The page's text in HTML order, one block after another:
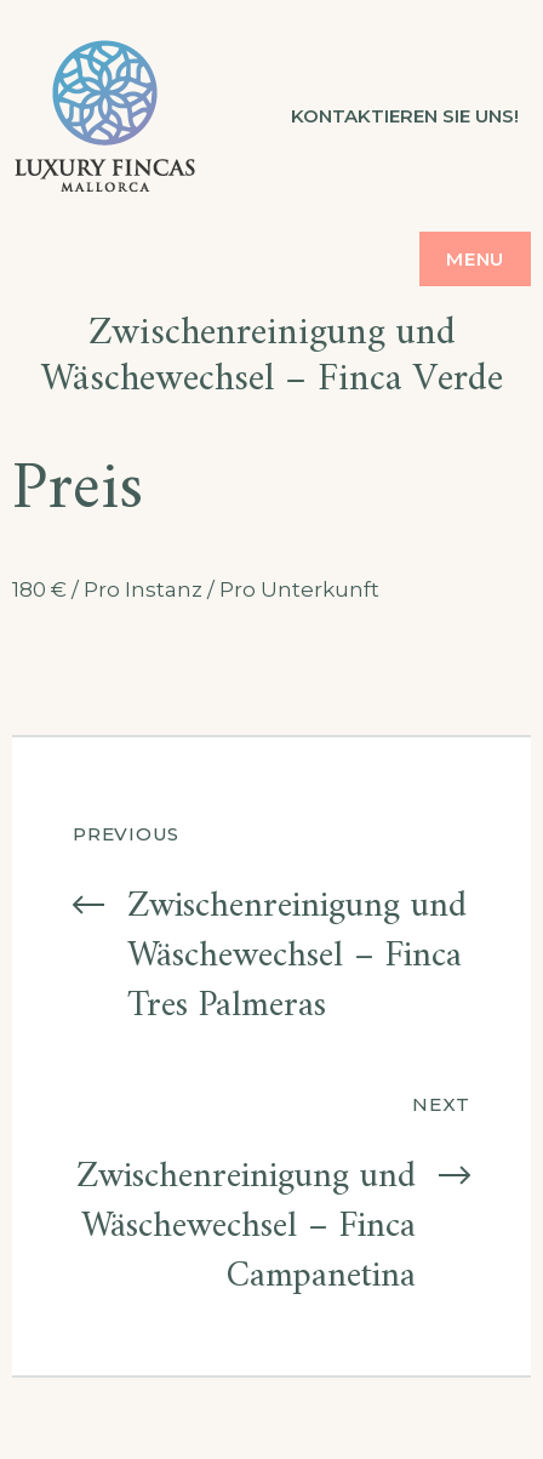
content
LUXURY FINCAS
FERIENVERMIETUNG MALLORCA
KONTAKTIEREN SIE UNS!
MENU
Zwischenreinigung und
Wäschewechsel – Finca Verde
Preis
180 € / Pro Instanz / Pro Unterkunft
PREVIOUS
Zwischenreinigung und
Wäschewechsel – Finca
Tres Palmeras
NEXT
Zwischenreinigung und
Wäschewechsel – Finca
Campanetina